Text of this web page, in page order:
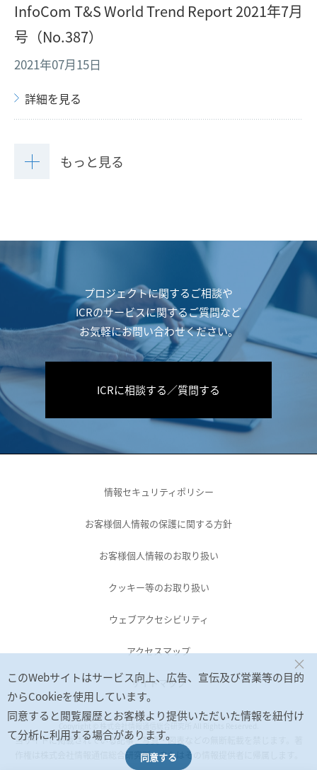
InfoCom T&S World Trend Report 2021年7月
号（No.387）
2021年07月15日
詳細を見る
もっと見る
プロジェクトに関するご相談や
ICRのサービスに関するご質問など
お気軽にお問い合わせください。
ICRに相談する／質問する
情報セキュリティポリシー
お客様個人情報の保護に関する方針
お客様個人情報のお取り扱い
クッキー等のお取り扱い
ウェブアクセシビリティ
アクセスマップ
サイトマップ
当サイトに掲載されている記事・写真・図表などの無断転載を禁じます。著
作権は株式会社情報通信総合研究所、またはその情報提供者に帰属します。
このWebサイトはサービス向上、広告、宣伝及び営業等の目的
からCookieを使用しています。
同意すると閲覧履歴とお客様より提供いただいた情報を紐付け
て分析に利用する場合があります。
同意する
×